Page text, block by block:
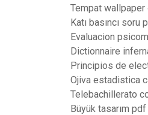
Tempat
Katı basıncı soru
Evaluacion
Dictionnaire
Principios de
Ojiva estadistica
Telebachillerato
Büyük tasarım